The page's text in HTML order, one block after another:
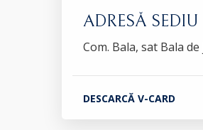
ADRESĂ SEDIU
Com. Bala, sat Bala
DESCARCĂ V-CARD